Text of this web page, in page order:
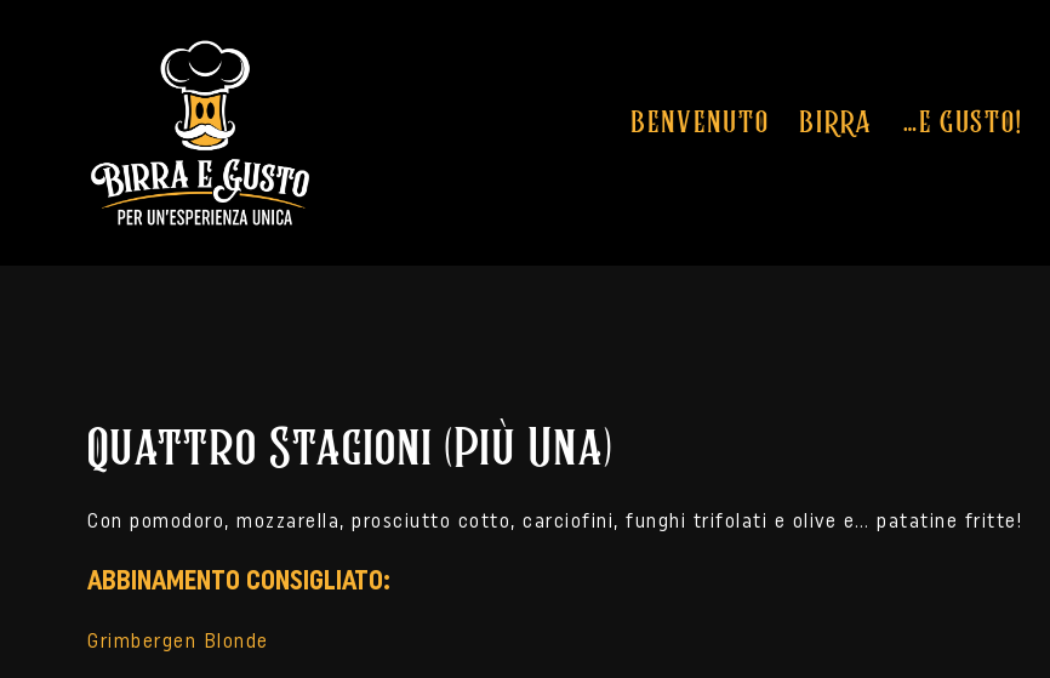
BENVENUTO BIRRA …E GUSTO!
Quattro Stagioni (Più Una)
Con pomodoro, mozzarella, prosciutto cotto, carciofini, funghi trifolati e olive e… patatine fritte!
ABBINAMENTO CONSIGLIATO:
Grimbergen Blonde